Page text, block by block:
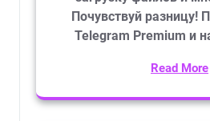
Почувствуй разницу!
Telegram Premium и
Read More